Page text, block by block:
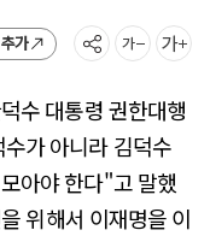
가
수 대통령 권한대행
가 아니라 김덕수
아야 한다"고 말했
위해서 이재명을 이